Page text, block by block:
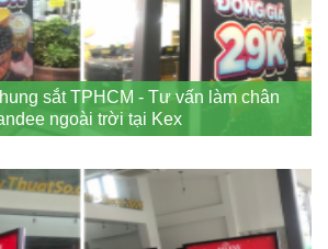
sắt TPHCM - Tư vấn làm chân
ngoài trời tại Kex